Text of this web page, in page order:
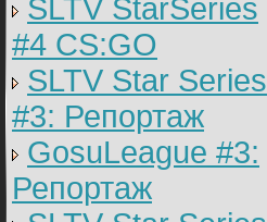
SLTV StarSeries
#4 CS:GO
SLTV Star Series
#3: Репортаж
GosuLeague #3:
Репортаж